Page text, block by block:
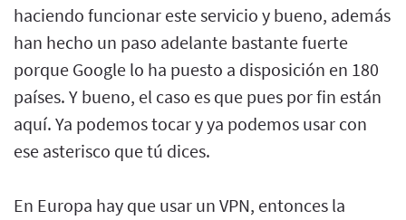
haciendo funcionar este servicio y bueno, además
han hecho un paso adelante bastante fuerte
porque Google lo ha puesto a disposición en 180
países. Y bueno, el caso es que pues por fin están
aquí. Ya podemos tocar y ya podemos usar con
ese asterisco que tú dices.
En Europa hay que usar un VPN, entonces la